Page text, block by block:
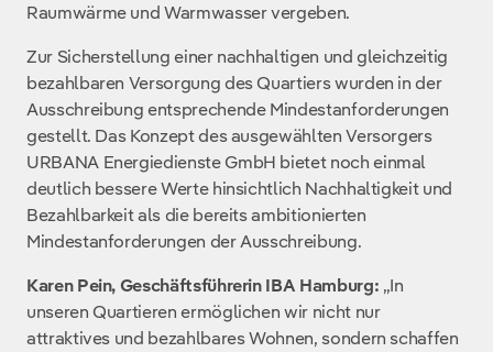
Raumwärme und Warmwasser vergeben.
Zur Sicherstellung einer nachhaltigen und gleichzeitig
bezahlbaren Versorgung des Quartiers wurden in der
Ausschreibung entsprechende Mindestanforderungen
gestellt. Das Konzept des ausgewählten Versorgers
URBANA Energiedienste GmbH bietet noch einmal
deutlich bessere Werte hinsichtlich Nachhaltigkeit und
Bezahlbarkeit als die bereits ambitionierten
Mindestanforderungen der Ausschreibung.
Karen Pein, Geschäftsführerin IBA Hamburg: „In
unseren Quartieren ermöglichen wir nicht nur
attraktives und bezahlbares Wohnen, sondern schaffen